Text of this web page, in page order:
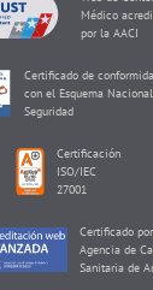
Médico
por la AACI
Certificado de
con el Esquema
Seguridad
Certificación
ISO/IEC
27001
Certificado
Agencia de
Sanitaria de